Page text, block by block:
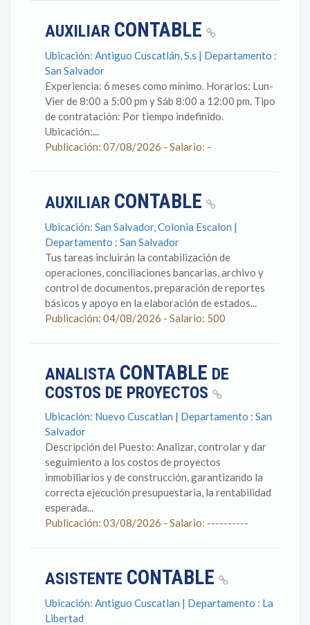
AUXILIAR CONTABLE
Ubicación: Antiguo Cuscatlán, S.s | Departamento :
San Salvador
Experiencia: 6 meses como mínimo. Horarios: Lun-
Vier de 8:00 a 5:00 pm y Sáb 8:00 a 12:00 pm. Tipo
de contratación: Por tiempo indefinido.
Ubicación:...
Publicación: 07/08/2026 - Salario: -
AUXILIAR CONTABLE
Ubicación: San Salvador, Colonia Escalon |
Departamento : San Salvador
Tus tareas incluirán la contabilización de
operaciones, conciliaciones bancarias, archivo y
control de documentos, preparación de reportes
básicos y apoyo en la elaboración de estados...
Publicación: 04/08/2026 - Salario: 500
ANALISTA CONTABLE DE
COSTOS DE PROYECTOS
Ubicación: Nuevo Cuscatlan | Departamento : San
Salvador
Descripción del Puesto: Analizar, controlar y dar
seguimiento a los costos de proyectos
inmobiliarios y de construcción, garantizando la
correcta ejecución presupuestaria, la rentabilidad
esperada...
Publicación: 03/08/2026 - Salario: ----------
ASISTENTE CONTABLE
Ubicación: Antiguo Cuscatlan | Departamento : La
Libertad